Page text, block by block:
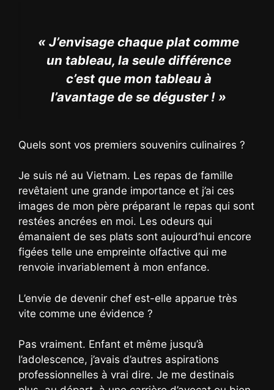
« J’envisage chaque plat comme
un tableau, la seule différence
c’est que mon tableau à
l’avantage de se déguster ! »
Quels sont vos premiers souvenirs culinaires ?
Je suis né au Vietnam. Les repas de famille
revêtaient une grande importance et j’ai ces
images de mon père préparant le repas qui sont
restées ancrées en moi. Les odeurs qui
émanaient de ses plats sont aujourd’hui encore
figées telle une empreinte olfactive qui me
renvoie invariablement à mon enfance.
L’envie de devenir chef est-elle apparue très
vite comme une évidence ?
Pas vraiment. Enfant et même jusqu’à
l’adolescence, j’avais d’autres aspirations
professionnelles à vrai dire. Je me destinais